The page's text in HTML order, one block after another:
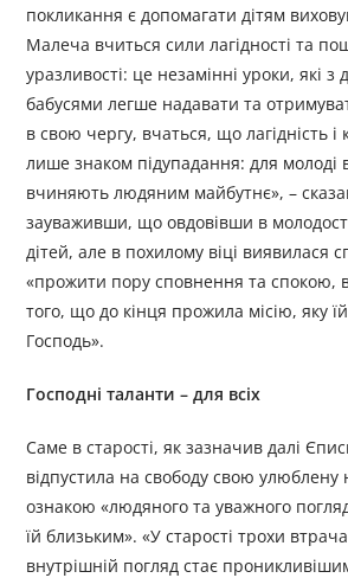
покликання є допомагати дітям
Малеча вчиться сили лагідності та
уразливості: це незамінні уроки, які з
бабусями легше надавати та
в свою чергу, вчаться, що лагідність і
лише знаком підупадання: для
вчиняють людяним майбутнє», –
зауваживши, що овдовівши в
дітей, але в похилому віці виявилася
«прожити пору сповнення та спокою, в
того, що до кінця прожила місію, яку
Господь».
Господні таланти – для всіх
Саме в старості, як зазначив далі
відпустила на свободу свою
ознакою «людяного та уважного
їй близьким». «У старості трохи
внутрішній погляд стає